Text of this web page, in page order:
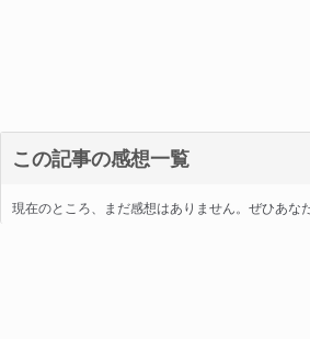
この記事の感想一覧
現在のところ、まだ感想はありません。ぜひあな